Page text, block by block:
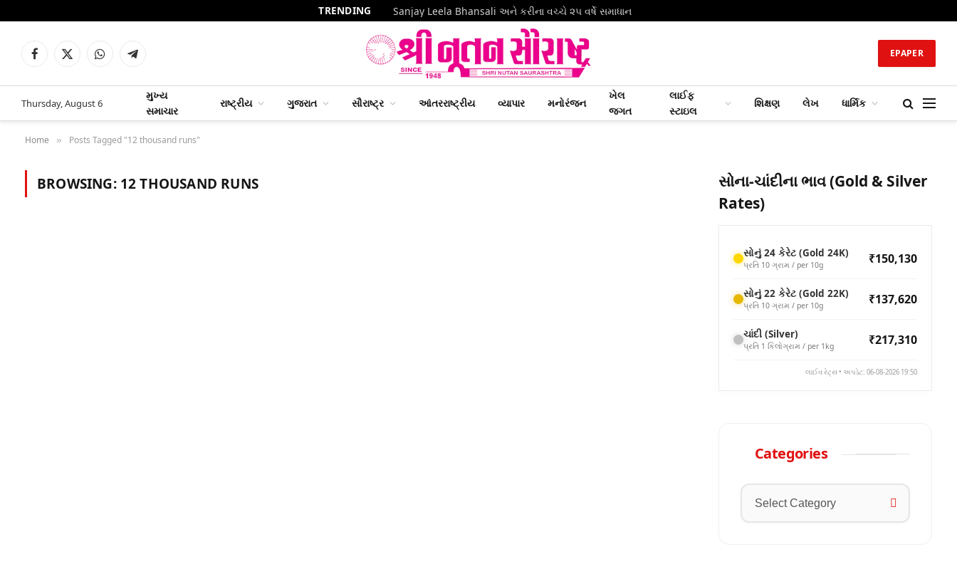
TRENDING Sanjay Leela Bhansali અને કરીના વચ્ચે ૨૫ વર્ષે સમાધાન
Facebook
X
WhatsAppTelegram EPAPER
Thursday, August 6
મુખ્ય
સમાચાર
રાષ્ટ્રીય ગુજરાત સૌરાષ્ટ્ર આંતરરાષ્ટ્રીય વ્યાપાર મનોરંજન
ખેલ
જગત
લાઈફ
સ્ટાઇલ
શિક્ષણ લેખ ધાર્મિક
Home » Posts Tagged "12 thousand runs"
BROWSING: 12 THOUSAND RUNS
સોના-ચાંદીના ભાવ (Gold & Silver
Rates)
સોનું 24 કેરેટ (Gold 24K)
પ્રતિ 10 ગ્રામ / per 10g ₹150,130
સોનું 22 કેરેટ (Gold 22K)
પ્રતિ 10 ગ્રામ / per 10g ₹137,620
ચાંદી (Silver)
પ્રતિ 1 કિલોગ્રામ / per 1kg ₹217,310
લાઈવ રેટ્સ • અપડેટ: 06-08-2026 19:50
Categories